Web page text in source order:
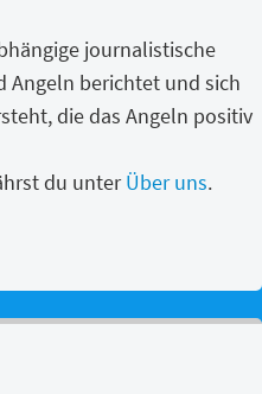
journalistische
Angeln berichtet und sich
die das Angeln positiv
du unterÜber uns.